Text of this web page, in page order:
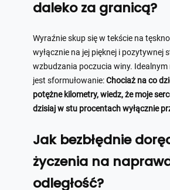
daleko za granicą?
Wyraźnie skup się w tekście na
wyłącznie na jej pięknej i pozytywnej
wzbudzania poczucia winy.
jest sformułowanie:Chociaż na co
potężne kilometry, wiedz, że moje
dzisiaj w stu procentach wyłącznie
Jak bezbłędnie
życzenia na
odległość?